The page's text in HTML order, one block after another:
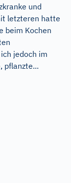
und
letzteren hatte
beim Kochen
jedoch im
pflanzte...